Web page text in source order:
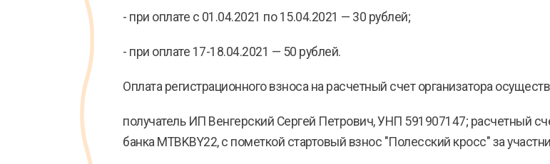
- при оплате с 01.04.2021 по 15.04.2021 — 30 рублей;
- при оплате 17-18.04.2021 — 50 рублей.
Оплата регистрационного взноса на расчетный счет организатора
получатель ИП Венгерский Сергей Петрович, УНП 591907147; расчетный
банка MTBKBY22, с пометкой стартовый взнос "Полесский кросс" за